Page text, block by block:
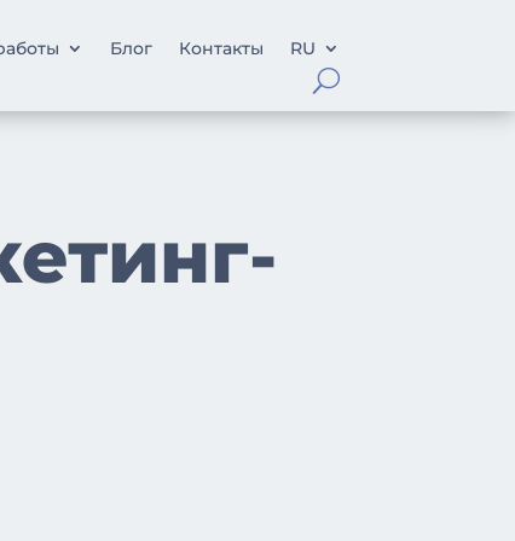
Блог Контакты RU